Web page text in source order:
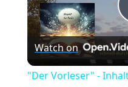
Watch on
"Der Vorleser" -